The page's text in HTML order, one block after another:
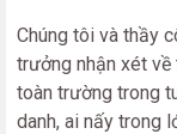
Chúng tôi và thầy
trưởng nhận xét về
toàn trường trong
danh, ai nấy trong